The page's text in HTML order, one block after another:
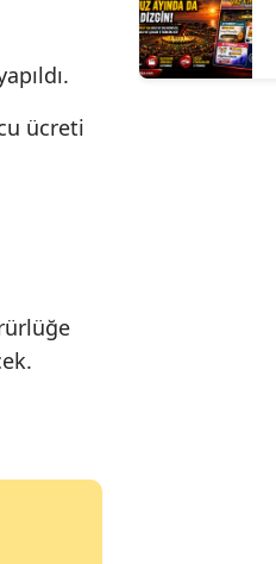
ücreti